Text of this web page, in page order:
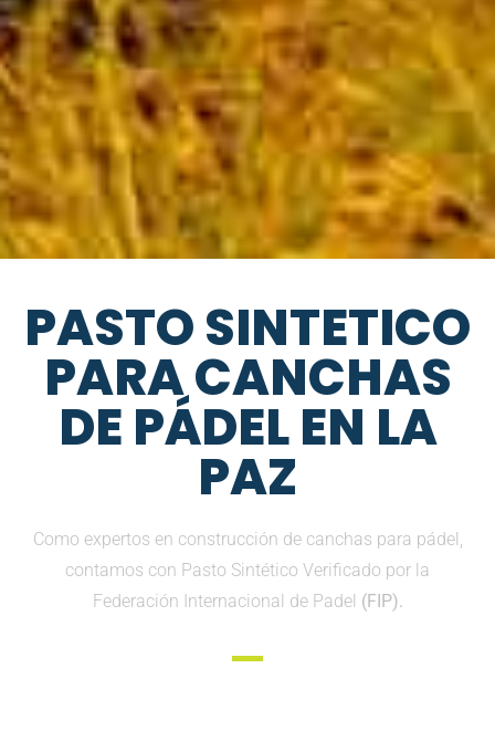
PASTO SINTETICO
PARA CANCHAS
DE PÁDEL EN LA
PAZ
Como expertos en construcción de canchas para pádel,
contamos con Pasto Sintético Verificado por la
Federación Internacional de Padel (FIP).